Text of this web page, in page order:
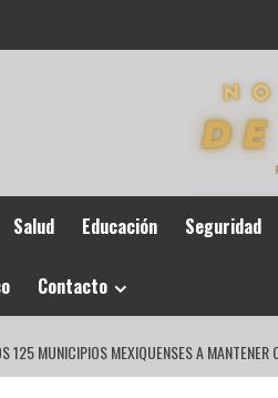
Salud Educación Seguridad
Contacto
125 MUNICIPIOS MEXIQUENSES A